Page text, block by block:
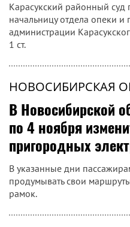
Карасукский районный
начальницу отдела опеки и
администрации
1 ст.
НОВОСИБИРСКАЯ
В Новосибирской
по 4 ноября
пригородных
В указанные дни
продумывать свои
рамок.